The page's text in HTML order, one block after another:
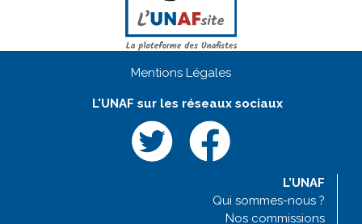
Mentions Légales
L'UNAF sur les réseaux sociaux
L’UNAF
Qui sommes-nous ?
Nos commissions